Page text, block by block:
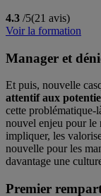
4.3 /5(21 avis)
Voir la formation
Manager et
Et puis, nouvelle
attentif aux
cette problématique-
nouvel enjeu pour le
impliquer, les
nouvelle pour les
davantage une
Premier